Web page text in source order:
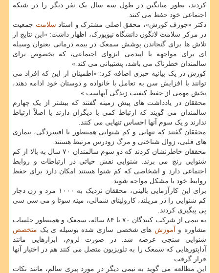
کردند، بطور میانگین در طول سه سال یک نفر دیگر را در شبکه
اجتماعی خود حفظ می کنند.
دکتر «جوزف کورش»، محقق اصلی مشترک و استاد سلامت جمعیت
در مرکز سلامت لانگون دانشگاه نیویورک، اظهار داشت: «این نتایج از
تلاش ها برای گنجاندن پوشش سمعک در بیمه درمانی بعنوان وسیله
ای برای مواجهه با اپیدمی انزوای اجتماعی، که بخصوص برای
سالمندان خطرناک می باشد، پشتیبانی می کند.»
کورش در یک بیانیه خبری اضافه کرد: «اطمینان از این که افراد می
توانند با افزایش سن به تعامل با خانواده و دوستان خود ادامه دهند،
بخش مهمی از حفظ کیفیت زندگی آنهاست.»
محققان در یادداشت های پیش زمینه گفتند که بیشتر از یک چهارم
سالمندان می گویند که ارتباط کمی با دیگران دارند یا اصلاً ارتباط
ندارند و یک سوم آنها احساس تنهایی می کنند.
محققان گفتند که تنهایی و کم شنوایی همینطور با افسردگی، بیماری
های قلبی، زوال شناختی و مرگ زودرس مرتبط هستند.
محققان خاطرنشان کردند که دو سوم سالمندان ۷۰ سال به بالا از کم
شنوایی رنج می برند. شنوایی نقش حیاتی در ارتباطات و روابط
اجتماعی دارد و اشخاصی که کم شنوا هستند امکان دارد برای حفظ
روابط خود با مشکل مواجه شوند.
برای این کارآزمایی بالینی، محققان نزدیک به ۱۰۰۰ مرد و زن دچار
کم شنوایی را در مریلند، کارولینای شمالی، مینه سوتا و می سی سی
پی پیگیری کردند.
به نیمی از شرکت کنندگان ۷۰ تا ۸۴ ساله، سمعک و همینطور جلسات
مشاوره و
آموزش های شخصی سازی شده بوسیله ی یک متخصص
شنوایی سنجی عرضه شد. در صورت لزوم، ابزارهایی مانند
آداپتورهایی که سمعک را به تلویزیون متصل می کنند هم در اختیار آنها
قرار گرفت.
این مطالعه می گوید به نیمی دیگر در مورد پیری سالم، مانند نکات